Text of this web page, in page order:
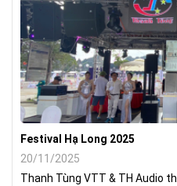
Festival Hạ Long 2025
20/11/2025
Thanh Tùng VTT & TH Audio